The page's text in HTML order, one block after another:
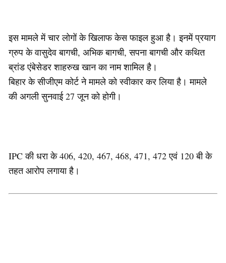
इस मामले में चार लोगों के खिलाफ केस फाइल हुआ है। इनमें प्रयाग
ग्रुप के वासुदेव बागची, अभिक बागची, सपना बागची और कथित
ब्रांड एंबेसेडर शाहरुख खान का नाम शामिल है।
बिहार के सीजीएम कोर्ट ने मामले को स्वीकार कर लिया है। मामले
की अगली सुनवाई 27 जून को होगी।
IPC की धरा के 406, 420, 467, 468, 471, 472 एवं 120 बी के
तहत आरोप लगाया है।